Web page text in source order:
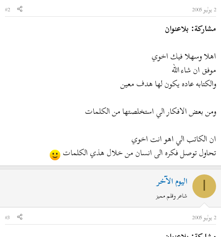
2 يوليو 2005
#2
مشاركة: بلاعنوان
اهلا وسهلا فيك اخوي
موفق ان شاء الله
والكتابه عاده يكون لها هدف معين
ومن بعض الافكار الي استخلصتها من الكلمات
ان الكاتب الي اهو انت اخوي
تحاول توصل فكره الى انسان من خلال هذي الكلمات
اليوم الآخر
شاعر وقلم مميز
2 يوليو 2005
#3